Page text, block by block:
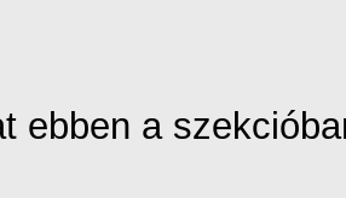
ebben a